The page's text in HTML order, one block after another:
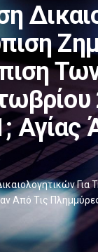
Αγίας
Από Τις